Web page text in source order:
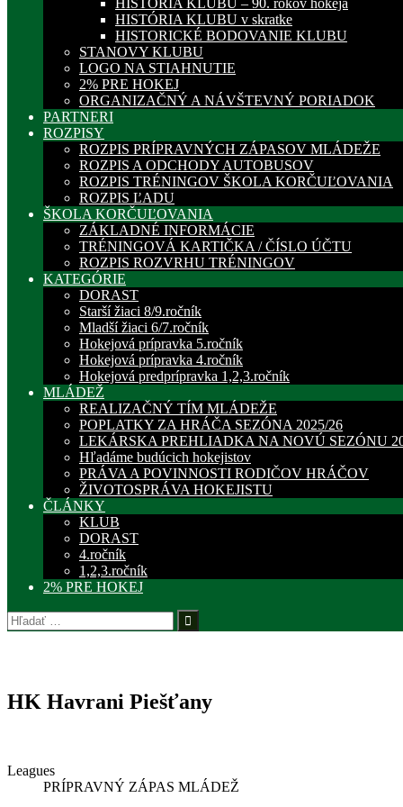
HISTÓRIA KLUBU v skratke
HISTORICKÉ BODOVANIE KLUBU
STANOVY KLUBU
LOGO NA STIAHNUTIE
2% PRE HOKEJ
ORGANIZAČNÝ A NÁVŠTEVNÝ PORIADOK
PARTNERI
ROZPISY
ROZPIS PRÍPRAVNÝCH ZÁPASOV MLÁDEŽE
ROZPIS A ODCHODY AUTOBUSOV
ROZPIS TRÉNINGOV ŠKOLA KORČUĽOVANIA
ROZPIS ĽADU
ŠKOLA KORČUĽOVANIA
ZÁKLADNÉ INFORMÁCIE
TRÉNINGOVÁ KARTIČKA / ČÍSLO ÚČTU
ROZPIS ROZVRHU TRÉNINGOV
KATEGÓRIE
DORAST
Starší žiaci 8/9.ročník
Mladší žiaci 6/7.ročník
Hokejová prípravka 5.ročník
Hokejová prípravka 4.ročník
Hokejová predprípravka 1,2,3.ročník
MLÁDEŽ
REALIZAČNÝ TÍM MLÁDEŽE
POPLATKY ZA HRÁČA SEZÓNA 2025/26
LEKÁRSKA PREHLIADKA NA NOVÚ SEZÓNU
Hľadáme budúcich hokejistov
PRÁVA A POVINNOSTI RODIČOV HRÁČOV
ŽIVOTOSPRÁVA HOKEJISTU
ČLÁNKY
KLUB
DORAST
4.ročník
1,2,3.ročník
2% PRE HOKEJ
Hľadať:
HK Havrani Piešťany
Leagues
PRÍPRAVNÝ ZÁPAS MLÁDEŽ